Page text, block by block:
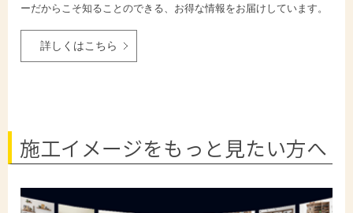
ーだからこそ知ることのできる、お得な情報をお届けしています。
詳しくはこちら
施工イメージをもっと見たい方へ